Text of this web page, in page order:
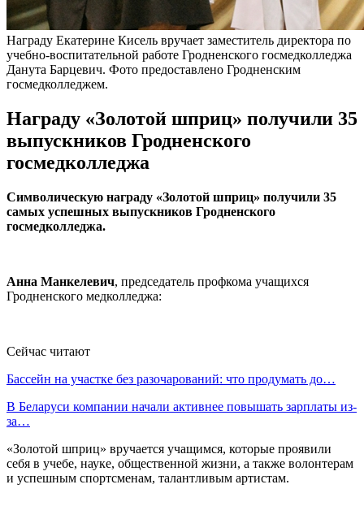
Награду Екатерине Кисель вручает заместитель директора по
учебно-воспитательной работе Гродненского госмедколледжа
Данута Барцевич. Фото предоставлено Гродненским
госмедколледжем.
Награду «Золотой шприц» получили 35
выпускников Гродненского
госмедколледжа
Символическую награду «Золотой шприц» получили 35
самых успешных выпускников Гродненского
госмедколледжа.
Анна Манкелевич, председатель профкома учащихся
Гродненского медколледжа:
Сейчас читают
Бассейн на участке без разочарований: что продумать до…
В Беларуси компании начали активнее повышать зарплаты из-
за…
«Золотой шприц» вручается учащимся, которые проявили
себя в учебе, науке, общественной жизни, а также волонтерам
и успешным спортсменам, талантливым артистам.